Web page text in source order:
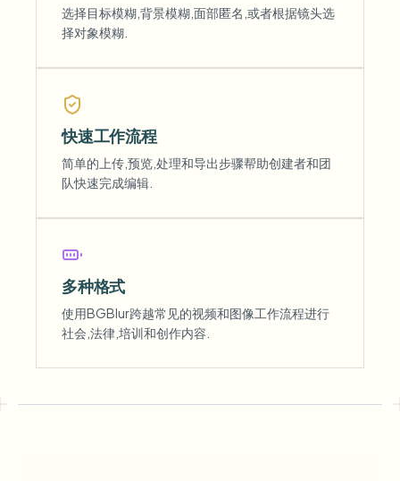
选择目标模糊,背景模糊,面部匿名,或者根据镜头选
择对象模糊.
快速工作流程
简单的上传,预览,处理和导出步骤帮助创建者和团
队快速完成编辑.
多种格式
使用BGBlur跨越常见的视频和图像工作流程进行
社会,法律,培训和创作内容.